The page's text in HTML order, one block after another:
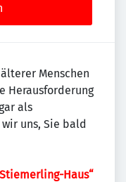
Menschen
Herausforderung
als
uns, Sie bald
Haus“